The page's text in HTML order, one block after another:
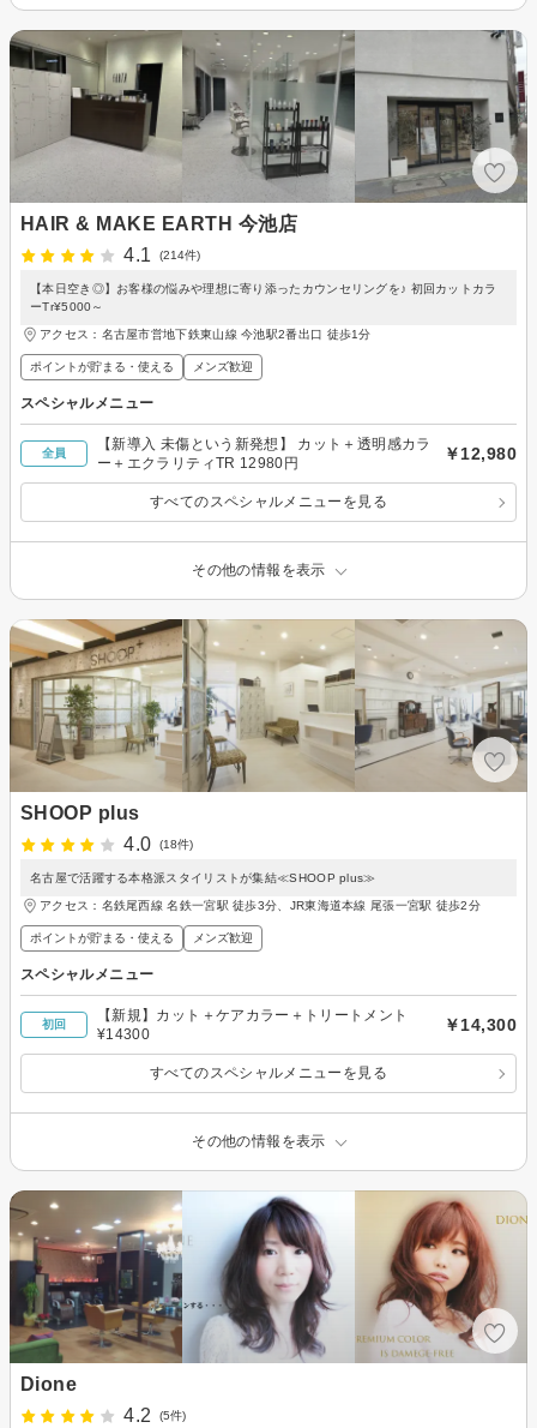
HAIR & MAKE EARTH 今池店
4.1
(214件)
【本日空き◎】お客様の悩みや理想に寄り添ったカウンセリングを♪ 初回カットカラ
ーTr¥5000～
アクセス：名古屋市営地下鉄東山線 今池駅2番出口 徒歩1分
ポイントが貯まる・使える メンズ歓迎
スペシャルメニュー
全員
【新導入 未傷という新発想】 カット＋透明感カラ
ー＋エクラリティTR 12980円
￥12,980
すべてのスペシャルメニューを見る
その他の情報を表示
SHOOP plus
4.0
(18件)
名古屋で活躍する本格派スタイリストが集結≪SHOOP plus≫
アクセス：名鉄尾西線 名鉄一宮駅 徒歩3分、JR東海道本線 尾張一宮駅 徒歩2分
ポイントが貯まる・使える メンズ歓迎
スペシャルメニュー
初回
【新規】カット＋ケアカラー＋トリートメント
¥14300
￥14,300
すべてのスペシャルメニューを見る
その他の情報を表示
Dione
4.2
(5件)